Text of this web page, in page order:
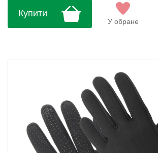
товстим шаром термобатареї на
внутрішньому шарі.МЕМБРАНА
TEK:https://youtu.be/
створ...
Купити
У обране